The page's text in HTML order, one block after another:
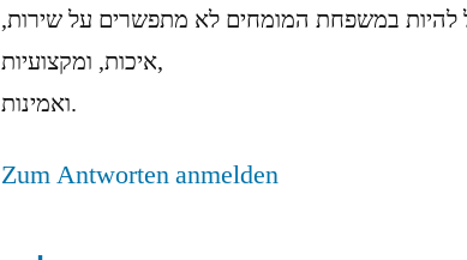
להיות במשפחת המומחים לא מתפשרים על שירות,
איכות, ומקצועיות,
ואמינות.
Zum Antworten anmelden